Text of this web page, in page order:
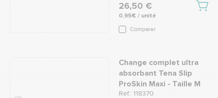
26,50 €
0,95€ / unité
Comparer
Change complet ultra
absorbant Tena Slip
ProSkin Maxi - Taille M
Ref.: 118370